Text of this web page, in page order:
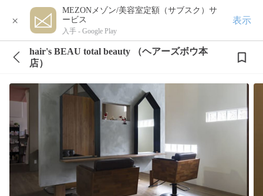
×
MEZONメゾン/美容室定額（サブスク）サ
ービス
入手 - Google Play
表示
hair's BEAU total beauty （ヘアーズボウ本
店）